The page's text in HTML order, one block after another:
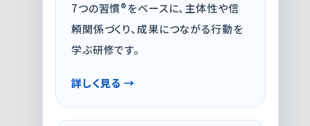
7つの習慣®をベースに、主体性や信
頼関係づくり、成果につながる行動を
学ぶ研修です。
詳しく見る